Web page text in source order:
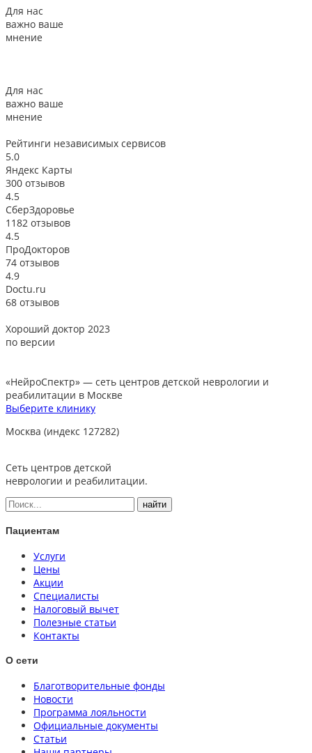
Для нас
важно ваше
мнение
Для нас
важно ваше
мнение
Рейтинги независимых сервисов
5.0
Яндекс Карты
300 отзывов
4.5
СберЗдоровье
1182 отзывов
4.5
ПроДокторов
74 отзывов
4.9
Doctu.ru
68 отзывов
Хороший доктор 2023
по версии
«НейроСпектр» — сеть центров детской неврологии и
реабилитации в Москве
Выберите клинику
Москва (индекс 127282)
Сеть центров детской
неврологии и реабилитации.
Пациентам
Услуги
Цены
Акции
Специалисты
Налоговый вычет
Полезные статьи
Контакты
О сети
Благотворительные фонды
Новости
Программа лояльности
Официальные документы
Статьи